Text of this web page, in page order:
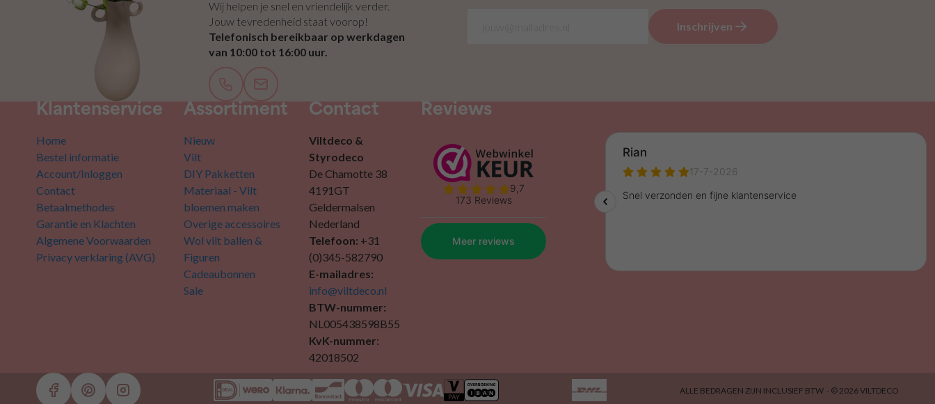
Wij helpen je snel en vriendelijk verder.
Jouw tevredenheid staat voorop!
Telefonisch bereikbaar op werkdagen
van 10:00 tot 16:00 uur.
Inschrijven
Klantenservice
Home
Bestel informatie
Account/Inloggen
Contact
Betaalmethodes
Garantie en Klachten
Algemene Voorwaarden
Privacy verklaring (AVG)
Assortiment
Nieuw
Vilt
DIY Pakketten
Materiaal - Vilt
bloemen maken
Overige accessoires
Wol vilt ballen &
Figuren
Cadeaubonnen
Sale
Contact
Viltdeco &
Styrodeco
De Chamotte 38
4191GT
Geldermalsen
Nederland
Telefoon: +31
(0)345-582790
E-mailadres:
info@viltdeco.nl
BTW-nummer:
NL005438598B55
KvK-nummer:
42018502
Reviews
ALLE BEDRAGEN ZIJN INCLUSIEF BTW - © 2026 VILTDECO